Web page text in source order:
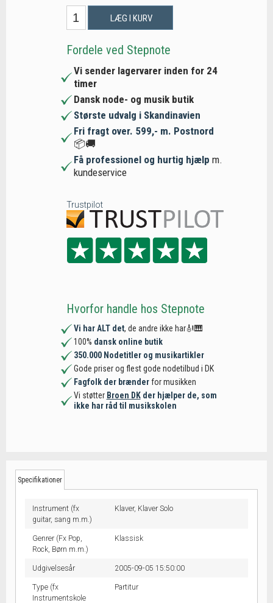
LÆG I KURV
Fordele ved Stepnote
Vi sender lagervarer inden for 24
timer
Dansk node- og musik butik
Største udvalg i Skandinavien
Fri fragt over. 599,- m. Postnord
📦🚚
Få professionel og hurtig hjælp m.
kundeservice
Trustpilot
Hvorfor handle hos Stepnote
Vi har ALT det, de andre ikke har🎻🎹
100% dansk online butik
350.000 Nodetitler og musikartikler
Gode priser og flest gode nodetilbud i DK
Fagfolk der brænderfor musikken
Vi støtter Broen DKder hjælper de, som
ikke har råd til musikskolen
Specifikationer
Instrument (fx
guitar, sang m.m.)
Klaver, Klaver Solo
Genrer (Fx Pop,
Rock, Børn m.m.)
Klassisk
Udgivelsesår 2005-09-05 15:50:00
Type (fx
Instrumentskole
Partitur